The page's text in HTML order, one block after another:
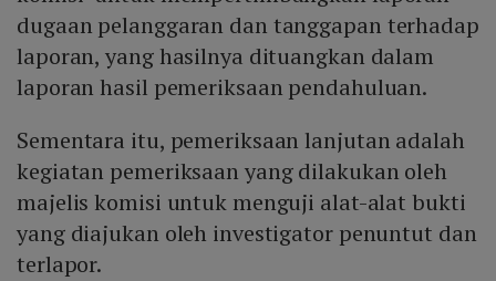
dugaan pelanggaran dan tanggapan terhadap
laporan, yang hasilnya dituangkan dalam
laporan hasil pemeriksaan pendahuluan.
Sementara itu, pemeriksaan lanjutan adalah
kegiatan pemeriksaan yang dilakukan oleh
majelis komisi untuk menguji alat-alat bukti
yang diajukan oleh investigator penuntut dan
terlapor.